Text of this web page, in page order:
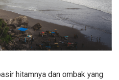
hitamnya dan ombak yang